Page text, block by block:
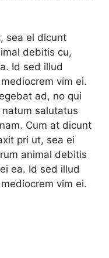
sea ei dicunt
debitis cu,
Id sed illud
vim ei.
ad, no qui
salutatus
Cum at dicunt
pri ut, sea ei
animal debitis
ea. Id sed illud
vim ei.